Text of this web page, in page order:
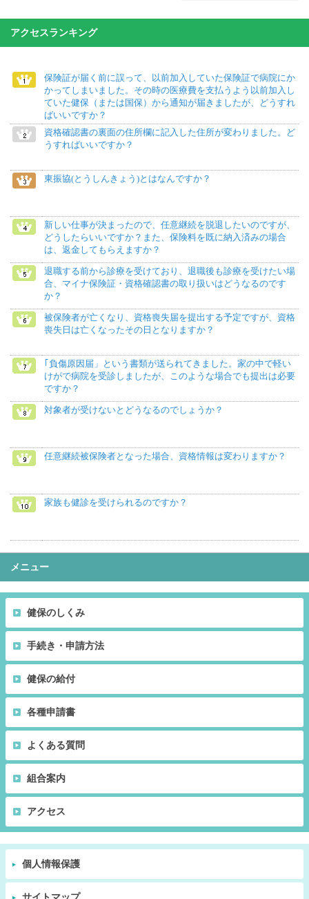
アクセスランキング
保険証が届く前に誤って、以前加入していた保険証で病院にか
かってしまいました。その時の医療費を支払うよう以前加入し
ていた健保（または国保）から通知が届きましたが、どうすれ
ばいいですか？
資格確認書の裏面の住所欄に記入した住所が変わりました。ど
うすればいいですか？
東振協(とうしんきょう)とはなんですか？
新しい仕事が決まったので、任意継続を脱退したいのですが、
どうしたらいいですか？また、保険料を既に納入済みの場合
は、返金してもらえますか？
退職する前から診療を受けており、退職後も診療を受けたい場
合、マイナ保険証・資格確認書の取り扱いはどうなるのです
か？
被保険者が亡くなり、資格喪失届を提出する予定ですが、資格
喪失日は亡くなったその日となりますか？
｢負傷原因届」という書類が送られてきました。家の中で軽い
けがで病院を受診しましたが、このような場合でも提出は必要
ですか？
対象者が受けないとどうなるのでしょうか？
任意継続被保険者となった場合、資格情報は変わりますか？
家族も健診を受けられるのですか？
メニュー
健保のしくみ
手続き・申請方法
健保の給付
各種申請書
よくある質問
組合案内
アクセス
個人情報保護